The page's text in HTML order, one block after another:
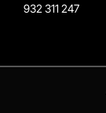
932 311 247